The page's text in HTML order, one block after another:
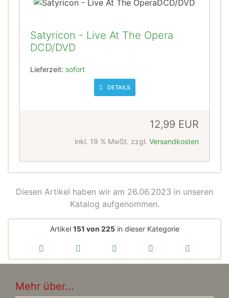
Satyricon - Live At The Opera
DCD/DVD
Lieferzeit: sofort
DETAILS
12,99 EUR
inkl. 19 % MwSt. zzgl. Versandkosten
Diesen Artikel haben wir am 26.06.2023 in unseren
Katalog aufgenommen.
Artikel 151 von 225in dieser Kategorie
Mehr über...